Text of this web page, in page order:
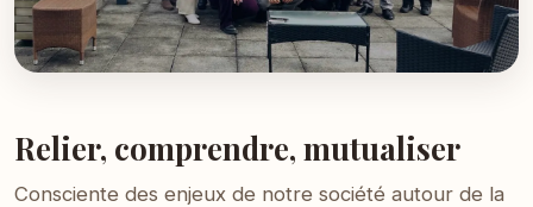
Relier, comprendre, mutualiser
Consciente des enjeux de notre société autour de la